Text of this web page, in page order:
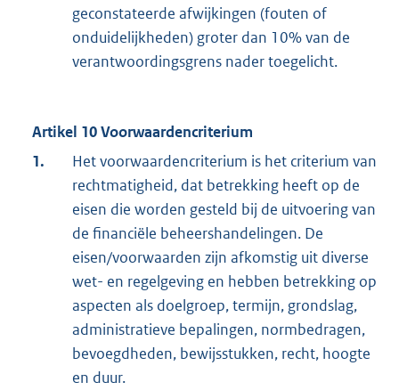
geconstateerde afwijkingen (fouten of
onduidelijkheden) groter dan 10% van de
verantwoordingsgrens nader toegelicht.
Artikel 10 Voorwaardencriterium
1.
Het voorwaardencriterium is het criterium van
rechtmatigheid, dat betrekking heeft op de
eisen die worden gesteld bij de uitvoering van
de financiële beheershandelingen. De
eisen/voorwaarden zijn afkomstig uit diverse
wet- en regelgeving en hebben betrekking op
aspecten als doelgroep, termijn, grondslag,
administratieve bepalingen, normbedragen,
bevoegdheden, bewijsstukken, recht, hoogte
en duur.